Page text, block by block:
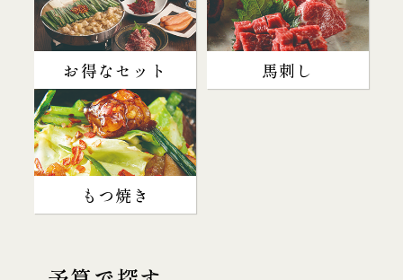
お得なセット 馬刺し
もつ焼き